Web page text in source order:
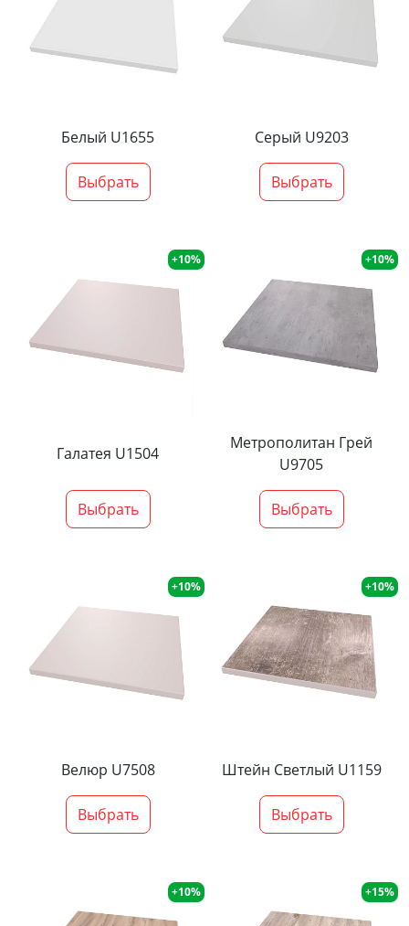
Белый U1655
Выбрать
Серый U9203
Выбрать
+10%
Галатея U1504
Выбрать
+10%
Метрополитан Грей
U9705
Выбрать
+10%
Велюр U7508
Выбрать
+10%
Штейн Светлый U1159
Выбрать
+10% +15%